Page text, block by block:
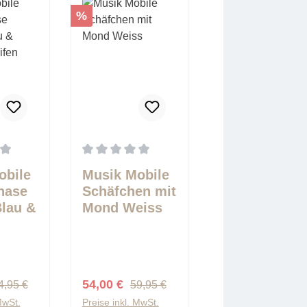
&
Preis:
€
Rabatt
%
Musik Mobile
Schäfchen mit
Mond Weiss
Verkaufspreis:
54,00 € Regulärer Preis:
59,95 €
Preise inkl. MwSt.